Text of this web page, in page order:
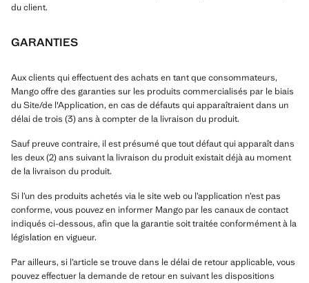
du client.
GARANTIES
Aux clients qui effectuent des achats en tant que consommateurs,
Mango offre des garanties sur les produits commercialisés par le biais
du Site/de l'Application, en cas de défauts qui apparaîtraient dans un
délai de trois (3) ans à compter de la livraison du produit.
Sauf preuve contraire, il est présumé que tout défaut qui apparaît dans
les deux (2) ans suivant la livraison du produit existait déjà au moment
de la livraison du produit.
Si l’un des produits achetés via le site web ou l’application n’est pas
conforme, vous pouvez en informer Mango par les canaux de contact
indiqués ci-dessous, afin que la garantie soit traitée conformément à la
législation en vigueur.
Par ailleurs, si l’article se trouve dans le délai de retour applicable, vous
pouvez effectuer la demande de retour en suivant les dispositions